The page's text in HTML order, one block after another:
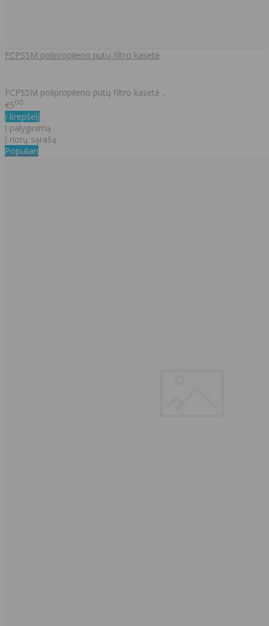
FCPS5M polipropileno putų filtro kasetė
FCPS5M polipropileno putų filtro kasetė ..
€500
Į krepšelį
Į palyginimą
Į norų sąrašą
Populiari